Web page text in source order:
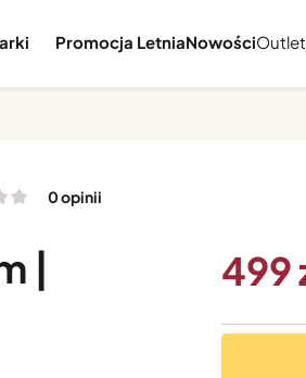
Promocja LetniaNowościOutlet
0 opinii
|
499